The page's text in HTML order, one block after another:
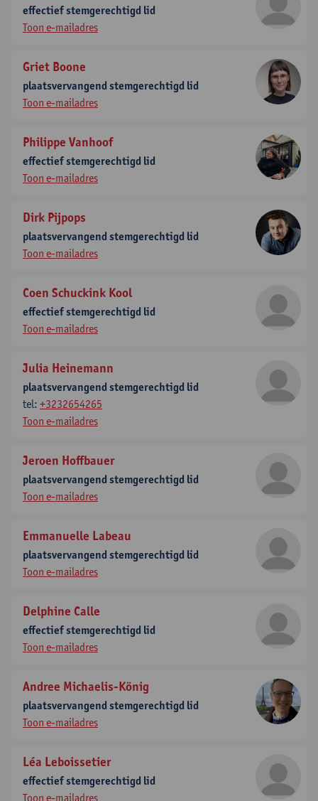
effectief stemgerechtigd lid
Toon e-mailadres
Griet Boone
plaatsvervangend stemgerechtigd lid
Toon e-mailadres
Philippe Vanhoof
effectief stemgerechtigd lid
Toon e-mailadres
Dirk Pijpops
plaatsvervangend stemgerechtigd lid
Toon e-mailadres
Coen Schuckink Kool
effectief stemgerechtigd lid
Toon e-mailadres
Julia Heinemann
plaatsvervangend stemgerechtigd lid
tel: +3232654265
Toon e-mailadres
Jeroen Hoffbauer
plaatsvervangend stemgerechtigd lid
Toon e-mailadres
Emmanuelle Labeau
plaatsvervangend stemgerechtigd lid
Toon e-mailadres
Delphine Calle
effectief stemgerechtigd lid
Toon e-mailadres
Andree Michaelis-König
plaatsvervangend stemgerechtigd lid
Toon e-mailadres
Léa Leboissetier
effectief stemgerechtigd lid
Toon e-mailadres